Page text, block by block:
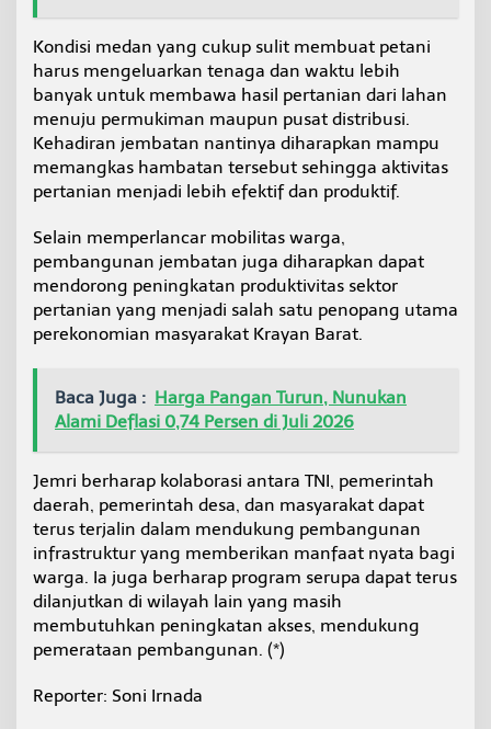
Kondisi medan yang cukup sulit membuat petani
harus mengeluarkan tenaga dan waktu lebih
banyak untuk membawa hasil pertanian dari lahan
menuju permukiman maupun pusat distribusi.
Kehadiran jembatan nantinya diharapkan mampu
memangkas hambatan tersebut sehingga aktivitas
pertanian menjadi lebih efektif dan produktif.
Selain memperlancar mobilitas warga,
pembangunan jembatan juga diharapkan dapat
mendorong peningkatan produktivitas sektor
pertanian yang menjadi salah satu penopang utama
perekonomian masyarakat Krayan Barat.
Baca Juga : Harga Pangan Turun, Nunukan
Alami Deflasi 0,74 Persen di Juli 2026
Jemri berharap kolaborasi antara TNI, pemerintah
daerah, pemerintah desa, dan masyarakat dapat
terus terjalin dalam mendukung pembangunan
infrastruktur yang memberikan manfaat nyata bagi
warga. Ia juga berharap program serupa dapat terus
dilanjutkan di wilayah lain yang masih
membutuhkan peningkatan akses, mendukung
pemerataan pembangunan. (*)
Reporter: Soni Irnada